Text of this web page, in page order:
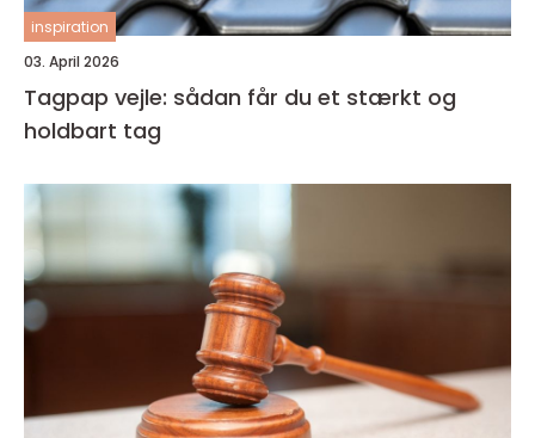
inspiration
03. April 2026
Tagpap vejle: sådan får du et stærkt og
holdbart tag